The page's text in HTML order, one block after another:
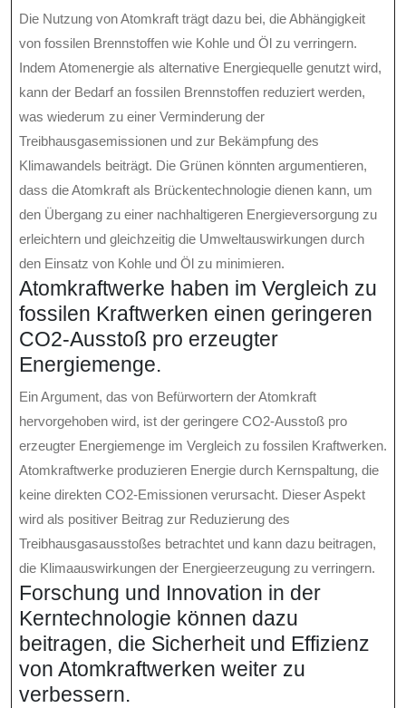
Die Nutzung von Atomkraft trägt dazu bei, die Abhängigkeit
von fossilen Brennstoffen wie Kohle und Öl zu verringern.
Indem Atomenergie als alternative Energiequelle genutzt wird,
kann der Bedarf an fossilen Brennstoffen reduziert werden,
was wiederum zu einer Verminderung der
Treibhausgasemissionen und zur Bekämpfung des
Klimawandels beiträgt. Die Grünen könnten argumentieren,
dass die Atomkraft als Brückentechnologie dienen kann, um
den Übergang zu einer nachhaltigeren Energieversorgung zu
erleichtern und gleichzeitig die Umweltauswirkungen durch
den Einsatz von Kohle und Öl zu minimieren.
Atomkraftwerke haben im Vergleich zu
fossilen Kraftwerken einen geringeren
CO2-Ausstoß pro erzeugter
Energiemenge.
Ein Argument, das von Befürwortern der Atomkraft
hervorgehoben wird, ist der geringere CO2-Ausstoß pro
erzeugter Energiemenge im Vergleich zu fossilen Kraftwerken.
Atomkraftwerke produzieren Energie durch Kernspaltung, die
keine direkten CO2-Emissionen verursacht. Dieser Aspekt
wird als positiver Beitrag zur Reduzierung des
Treibhausgasausstoßes betrachtet und kann dazu beitragen,
die Klimaauswirkungen der Energieerzeugung zu verringern.
Forschung und Innovation in der
Kerntechnologie können dazu
beitragen, die Sicherheit und Effizienz
von Atomkraftwerken weiter zu
verbessern.